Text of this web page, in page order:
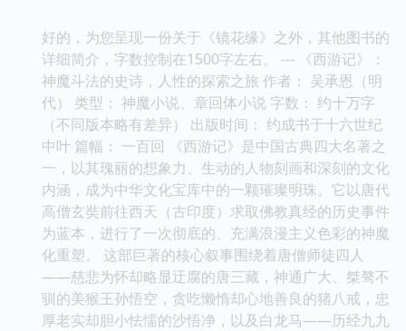
好的，为您呈现一份关于《镜花缘》之外，其他图书的
详细简介，字数控制在1500字左右。 --- 《西游记》：
神魔斗法的史诗，人性的探索之旅 作者： 吴承恩（明
代） 类型： 神魔小说、章回体小说 字数： 约十万字
（不同版本略有差异） 出版时间： 约成书于十六世纪
中叶 篇幅： 一百回 《西游记》是中国古典四大名著之
一，以其瑰丽的想象力、生动的人物刻画和深刻的文化
内涵，成为中华文化宝库中的一颗璀璨明珠。它以唐代
高僧玄奘前往西天（古印度）求取佛教真经的历史事件
为蓝本，进行了一次彻底的、充满浪漫主义色彩的神魔
化重塑。 这部巨著的核心叙事围绕着唐僧师徒四人
——慈悲为怀却略显迂腐的唐三藏，神通广大、桀骜不
驯的美猴王孙悟空，贪吃懒惰却心地善良的猪八戒，忠
厚老实却胆小怯懦的沙悟净，以及白龙马——历经九九